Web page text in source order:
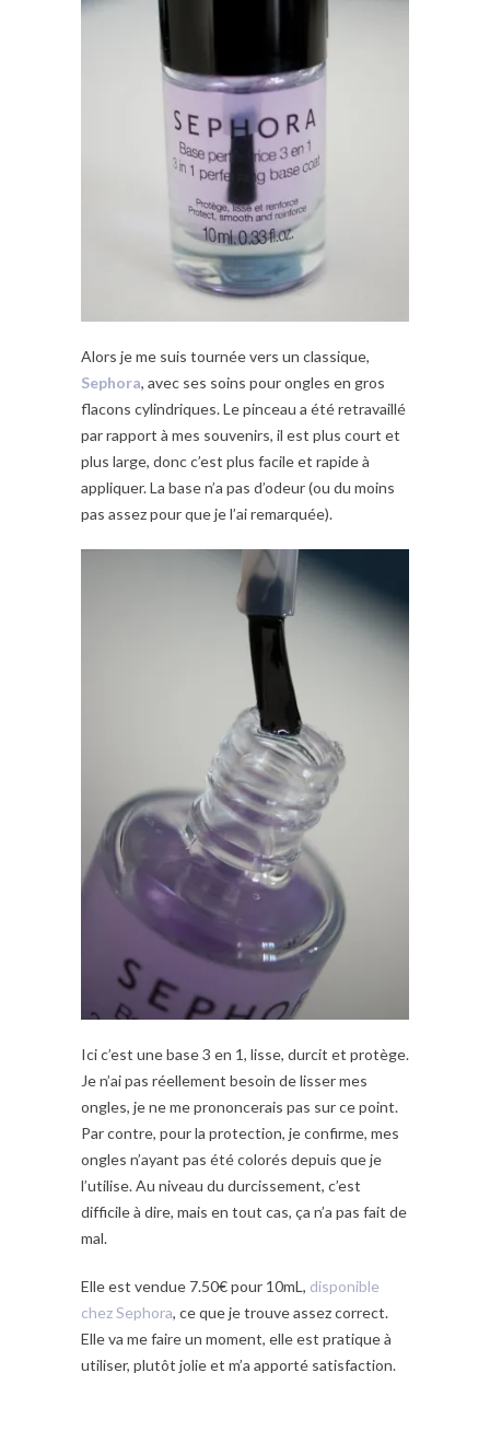
Alors je me suis tournée vers un classique,
Sephora, avec ses soins pour ongles en gros
flacons cylindriques. Le pinceau a été retravaillé
par rapport à mes souvenirs, il est plus court et
plus large, donc c’est plus facile et rapide à
appliquer. La base n’a pas d’odeur (ou du moins
pas assez pour que je l’ai remarquée).
Ici c’est une base 3 en 1, lisse, durcit et protège.
Je n’ai pas réellement besoin de lisser mes
ongles, je ne me prononcerais pas sur ce point.
Par contre, pour la protection, je confirme, mes
ongles n’ayant pas été colorés depuis que je
l’utilise. Au niveau du durcissement, c’est
difficile à dire, mais en tout cas, ça n’a pas fait de
mal.
Elle est vendue 7.50€ pour 10mL, disponible
chez Sephora, ce que je trouve assez correct.
Elle va me faire un moment, elle est pratique à
utiliser, plutôt jolie et m’a apporté satisfaction.